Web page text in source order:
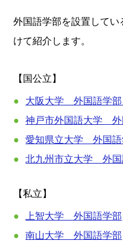
外国語学部を設置して
けて紹介します。
【国公立】
大阪大学 外国語学
神戸市外国語大学 外
愛知県立大学 外国語
北九州市立大学 外国
【私立】
上智大学 外国語学部
南山大学 外国語学部